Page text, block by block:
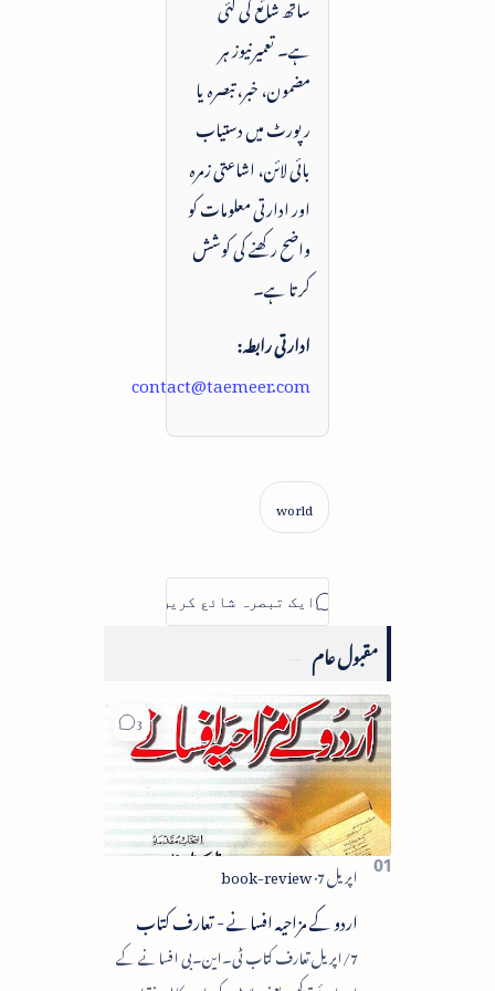
ہے۔ تعمیرنیوز ہر
مضمون، خبر، تبصرہ یا
رپورٹ میں دستیاب
بائی لائن، اشاعتی زمرہ
اور ادارتی معلومات کو
واضح رکھنے کی کوشش
کرتا ہے۔
ادارتی رابطہ:
contact@taemeer.com
مقبول عام
اردو کے مزاحیہ افسانے - تعارف کتاب
7/اپریل تعارف کتاب ٹی۔این۔بی افسانے کے